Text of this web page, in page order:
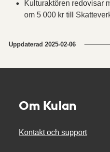
Kulturaktören redovisar
om 5 000 kr till
Uppdaterad 2025-02-06
Om Kulan
Kontakt och support